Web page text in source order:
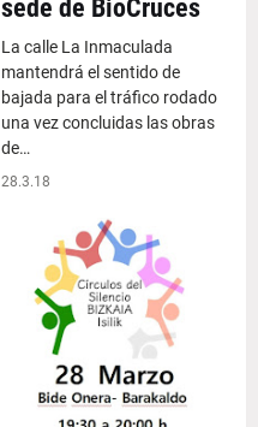
sede de BioCruces
La calle La Inmaculada
mantendrá el sentido de
bajada para el tráfico rodado
una vez concluidas las obras
de…
28.3.18